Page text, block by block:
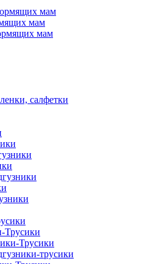
мам
мам
мам
салфетки
Трусики
Трусики
трусики